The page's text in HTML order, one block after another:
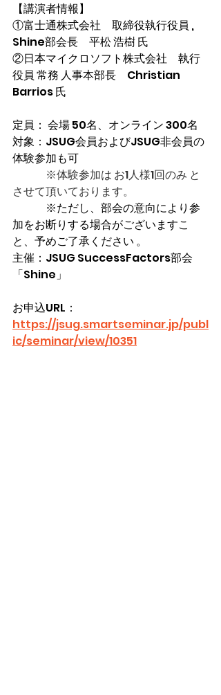
【講演者情報】
①富士通株式会社　取締役執行役員 ,
Shine部会長 平松 浩樹 氏
②日本マイクロソフト株式会社　執行
役員 常務 人事本部長　Christian
Barrios 氏
定員： 会場 50名、オンライン 300名
対象： JSUG会員およびJSUG非会員の
体験参加も可
※体験参加は お1人様1回のみ と
させて頂いております。
※ただし、部会の意向により参
加をお断りする場合がございますこ
と、予めご了承ください 。
主催：JSUG SuccessFactors部会
「Shine」
お申込URL：
https://jsug.smartseminar.jp/publ
ic/seminar/view/10351